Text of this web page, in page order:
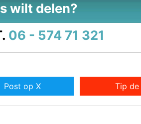
wilt delen?
06 - 574 71 321
Post op X Tip